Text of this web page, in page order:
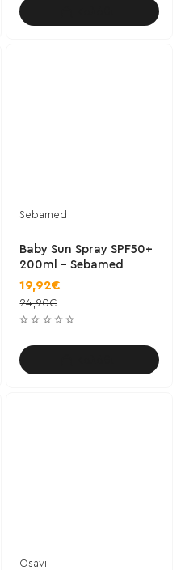
Sebamed
Baby Sun Spray SPF50+
200ml - Sebamed
19,92€
24,90€
Osavi